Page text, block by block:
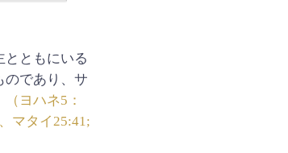
とともにいる
のであり、サ
（ヨハネ5：
マタイ25:41;